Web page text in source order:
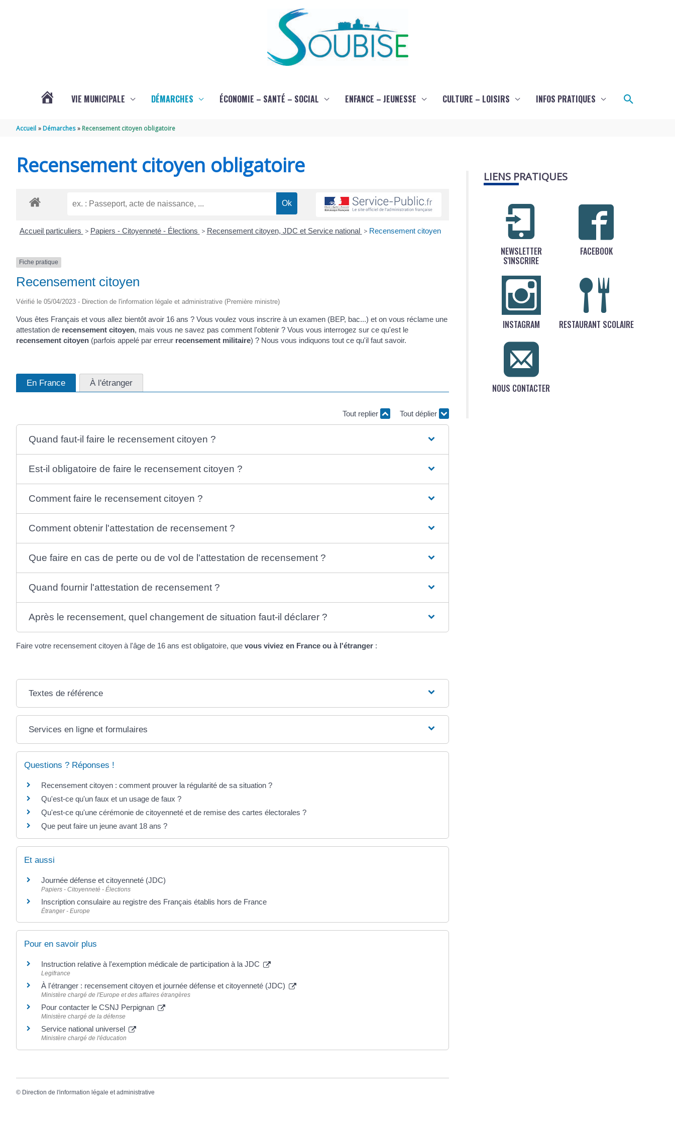
VIE MUNICIPALE DÉMARCHES ÉCONOMIE – SANTÉ – SOCIAL ENFANCE – JEUNESSE CULTURE – LOISIRS INFOS PRATIQUES
Accueil Démarches Recensement citoyen obligatoire
Recensement citoyen obligatoire
Accueil particuliers > Papiers - Citoyenneté - Élections > Recensement citoyen, JDC et Service national > Recensement citoyen
Fiche pratique
Recensement citoyen
Vérifié le 05/04/2023 - Direction de l'information légale et administrative (Première ministre)
Vous êtes Français et vous allez bientôt avoir 16 ans ? Vous voulez vous inscrire à un examen (BEP, bac...) et on vous réclame une
attestation de recensement citoyen, mais vous ne savez pas comment l'obtenir ? Vous vous interrogez sur ce qu'est le
recensement citoyen (parfois appelé par erreur recensement militaire) ? Nous vous indiquons tout ce qu'il faut savoir.
En France À l'étranger
Tout replier Tout déplier
Quand faut-il faire le recensement citoyen ?
Est-il obligatoire de faire le recensement citoyen ?
Comment faire le recensement citoyen ?
Comment obtenir l'attestation de recensement ?
Que faire en cas de perte ou de vol de l'attestation de recensement ?
Quand fournir l'attestation de recensement ?
Après le recensement, quel changement de situation faut-il déclarer ?
Faire votre recensement citoyen à l'âge de 16 ans est obligatoire, que vous viviez en France ou à l'étranger :
Textes de référence
Services en ligne et formulaires
Questions ? Réponses !
Recensement citoyen : comment prouver la régularité de sa situation ?
Qu'est-ce qu'un faux et un usage de faux ?
Qu'est-ce qu'une cérémonie de citoyenneté et de remise des cartes électorales ?
Que peut faire un jeune avant 18 ans ?
Et aussi
Journée défense et citoyenneté (JDC)
Papiers - Citoyenneté - Élections
Inscription consulaire au registre des Français établis hors de France
Étranger - Europe
Pour en savoir plus
Instruction relative à l'exemption médicale de participation à la JDC
Legifrance
À l'étranger : recensement citoyen et journée défense et citoyenneté (JDC)
Ministère chargé de l'Europe et des affaires étrangères
Pour contacter le CSNJ Perpignan
Ministère chargé de la défense
Service national universel
Ministère chargé de l'éducation
© Direction de l'information légale et administrative
LIENS PRATIQUES
NEWSLETTER
S'INSCRIRE
FACEBOOK
INSTAGRAM RESTAURANT SCOLAIRE
NOUS CONTACTER